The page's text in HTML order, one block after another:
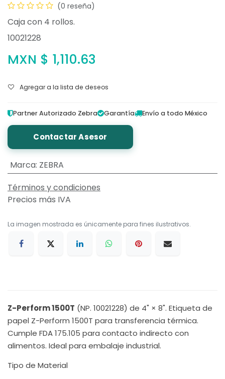
(0 reseña)
Caja con 4 rollos.
10021228
MXN $ 1,110.63
Agregar a la lista de deseos
Partner Autorizado Zebra Garantía Envío a todo México
Contactar Asesor
Marca: ZEBRA
Términos y condiciones
Precios más IVA
La imagen mostrada es únicamente para fines ilustrativos.
Z-Perform 1500T (NP. 10021228) de 4" × 8". Etiqueta de
papel Z-Perform 1500T para transferencia térmica.
Cumple FDA 175.105 para contacto indirecto con
alimentos. Ideal para embalaje industrial.
Tipo de Material